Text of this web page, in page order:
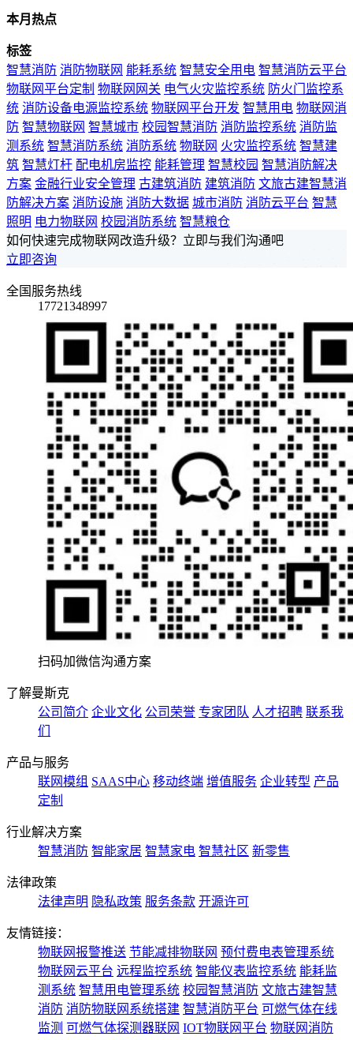
本月热点
标签
智慧消防 消防物联网 能耗系统 智慧安全用电 智慧消防云平台
物联网平台定制 物联网网关 电气火灾监控系统 防火门监控系
统 消防设备电源监控系统 物联网平台开发 智慧用电 物联网消
防 智慧物联网 智慧城市 校园智慧消防 消防监控系统 消防监
测系统 智慧消防系统 消防系统 物联网 火灾监控系统 智慧建
筑 智慧灯杆 配电机房监控 能耗管理 智慧校园 智慧消防解决
方案 金融行业安全管理 古建筑消防 建筑消防 文旅古建智慧消
防解决方案 消防设施 消防大数据 城市消防 消防云平台 智慧
照明 电力物联网 校园消防系统 智慧粮仓
如何快速完成物联网改造升级？立即与我们沟通吧
立即咨询
全国服务热线
17721348997
扫码加微信沟通方案
了解曼斯克
公司简介 企业文化 公司荣誉 专家团队 人才招聘 联系我
们
产品与服务
联网模组 SAAS中心 移动终端 增值服务 企业转型 产品
定制
行业解决方案
智慧消防 智能家居 智慧家电 智慧社区 新零售
法律政策
法律声明 隐私政策 服务条款 开源许可
友情链接：
物联网报警推送 节能减排物联网 预付费电表管理系统
物联网云平台 远程监控系统 智能仪表监控系统 能耗监
测系统 智慧用电管理系统 校园智慧消防 文旅古建智慧
消防 消防物联网系统搭建 智慧消防平台 可燃气体在线
监测 可燃气体探测器联网 IOT物联网平台 物联网消防